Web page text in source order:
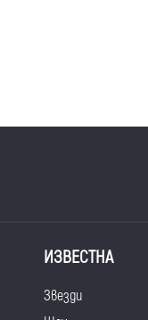
ИЗВЕСТНА
Звезди